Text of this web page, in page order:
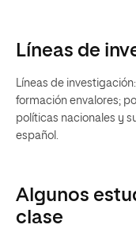
Líneas de
Líneas de
formación envalores;
políticas nacionales y
español.
Algunos
clase